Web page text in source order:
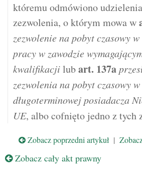
któremu odmówiono
zezwolenia, o którym mowa w
zezwolenie na pobyt czasowy
pracy w zawodzie
kwalifikacjilubart. 137a
zezwolenia na pobyt czasowy
długoterminowej posiadacza
UE, albo cofnięto jedno z tych
Zobacz poprzedni artykuł |
Zobacz cały akt prawny